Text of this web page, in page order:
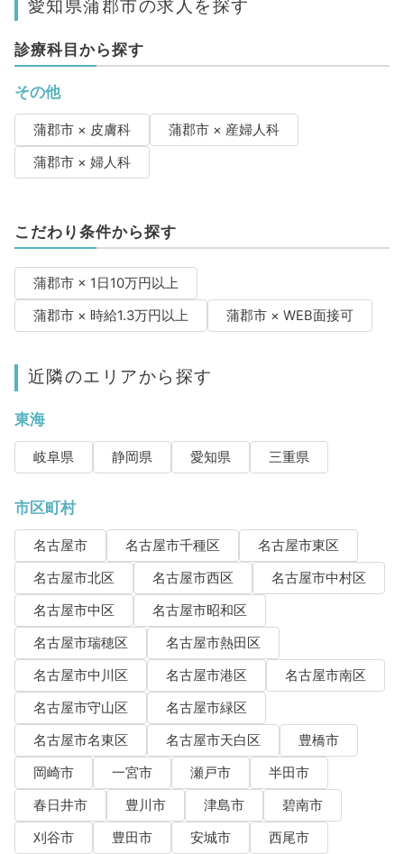
愛知県蒲郡市の求人を探す
診療科目から探す
その他
蒲郡市 × 皮膚科
蒲郡市 × 産婦人科
蒲郡市 × 婦人科
こだわり条件から探す
蒲郡市 × 1日10万円以上
蒲郡市 × 時給1.3万円以上
蒲郡市 × WEB面接可
近隣のエリアから探す
東海
岐阜県 静岡県 愛知県 三重県
市区町村
名古屋市 名古屋市千種区
名古屋市東区
名古屋市北区
名古屋市西区
名古屋市中村区
名古屋市中区
名古屋市昭和区
名古屋市瑞穂区
名古屋市熱田区
名古屋市中川区
名古屋市港区
名古屋市南区
名古屋市守山区
名古屋市緑区
名古屋市名東区
名古屋市天白区
豊橋市
岡崎市
一宮市 瀬戸市
半田市
春日井市
豊川市 津島市
碧南市
刈谷市
豊田市 安城市
西尾市